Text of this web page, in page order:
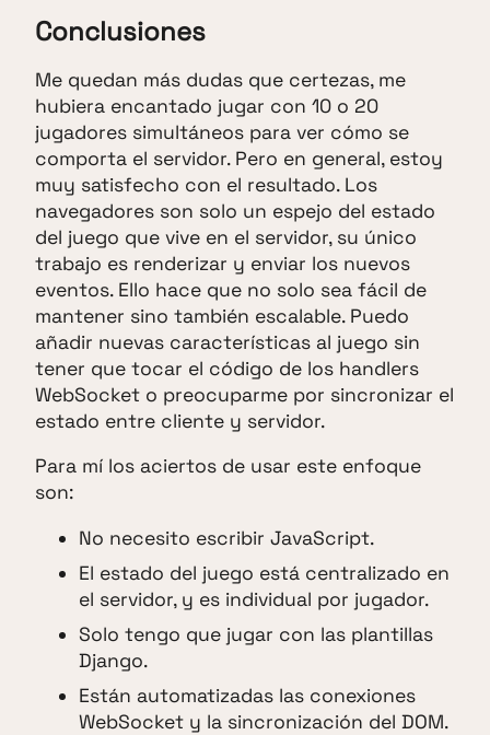
Conclusiones
Me quedan más dudas que certezas, me
hubiera encantado jugar con 10 o 20
jugadores simultáneos para ver cómo se
comporta el servidor. Pero en general, estoy
muy satisfecho con el resultado. Los
navegadores son solo un espejo del estado
del juego que vive en el servidor, su único
trabajo es renderizar y enviar los nuevos
eventos. Ello hace que no solo sea fácil de
mantener sino también escalable. Puedo
añadir nuevas características al juego sin
tener que tocar el código de los handlers
WebSocket o preocuparme por sincronizar el
estado entre cliente y servidor.
Para mí los aciertos de usar este enfoque
son:
No necesito escribir JavaScript.
El estado del juego está centralizado en
el servidor, y es individual por jugador.
Solo tengo que jugar con las plantillas
Django.
Están automatizadas las conexiones
WebSocket y la sincronización del DOM.